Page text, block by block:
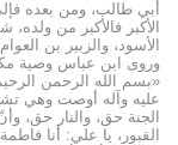
أبي طالب، ومن بعده
الأكبر فالأكبر من
الأسود، والزبير بن
وروى ابن عباس وصية
«بسم الله الرحمن
عليه وآله أوصت وهي
الجنة حق، والنار حق،
القبور، يا علي: أنا